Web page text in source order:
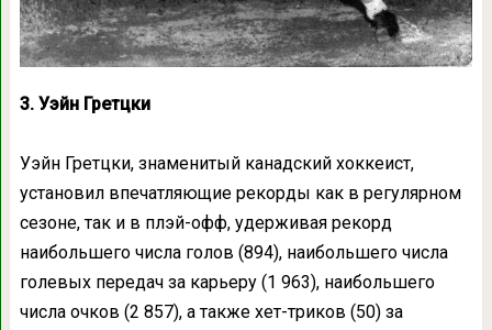
3. Уэйн Гретцки
Уэйн Гретцки, знаменитый канадский хоккеист,
установил впечатляющие рекорды как в регулярном
сезоне, так и в плэй-офф, удерживая рекорд
наибольшего числа голов (894), наибольшего числа
голевых передач за карьеру (1 963), наибольшего
числа очков (2 857), а также хет-триков (50) за